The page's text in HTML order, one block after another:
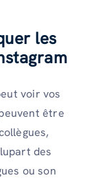
les
voir vos
être
des
ou son